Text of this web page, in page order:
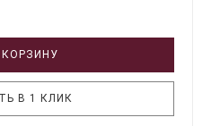
КОРЗИНУ
В 1 КЛИК